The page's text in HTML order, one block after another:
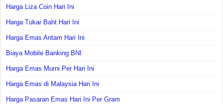
Harga Liza Coin Hari Ini
Harga Tukar Baht Hari Ini
Harga Emas Antam Hari Ini
Biaya Mobile Banking BNI
Harga Emas Murni Per Hari Ini
Harga Emas di Malaysia Hari Ini
Harga Pasaran Emas Hari Ini Per Gram